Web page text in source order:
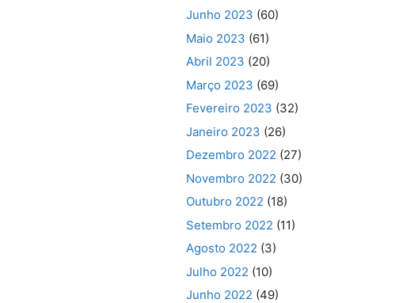
Junho 2023 (60)
Maio 2023 (61)
Abril 2023 (20)
Março 2023 (69)
Fevereiro 2023 (32)
Janeiro 2023 (26)
Dezembro 2022 (27)
Novembro 2022 (30)
Outubro 2022 (18)
Setembro 2022 (11)
Agosto 2022 (3)
Julho 2022 (10)
Junho 2022 (49)